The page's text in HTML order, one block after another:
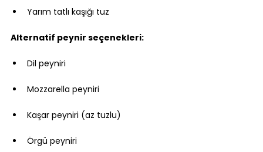
Yarım tatlı kaşığı tuz
Alternatif peynir seçenekleri:
Dil peyniri
Mozzarella peyniri
Kaşar peyniri (az tuzlu)
Örgü peyniri